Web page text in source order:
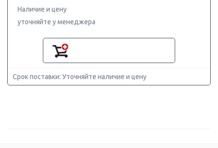
Наличие и цену
уточняйте у менеджера
Срок поставки: Уточняйте наличие и цену